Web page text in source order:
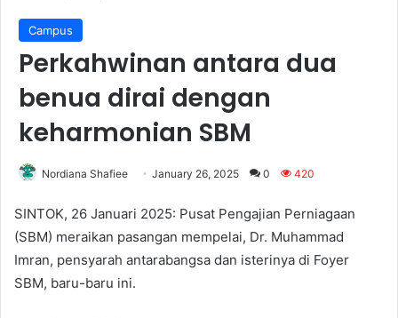
Campus
Perkahwinan antara dua
benua dirai dengan
keharmonian SBM
Nordiana Shafiee January 26, 2025 0 420
SINTOK, 26 Januari 2025: Pusat Pengajian Perniagaan
(SBM) meraikan pasangan mempelai, Dr. Muhammad
Imran, pensyarah antarabangsa dan isterinya di Foyer
SBM, baru-baru ini.